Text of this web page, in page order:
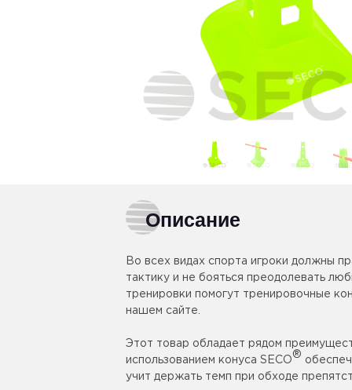
Описание
Во всех видах спорта игроки должны
тактику и не бояться преодолевать
тренировки помогут тренировочные
нашем сайте.
Этот товар обладает рядом
использованием конуса SECO
®
учит держать темп при обходе